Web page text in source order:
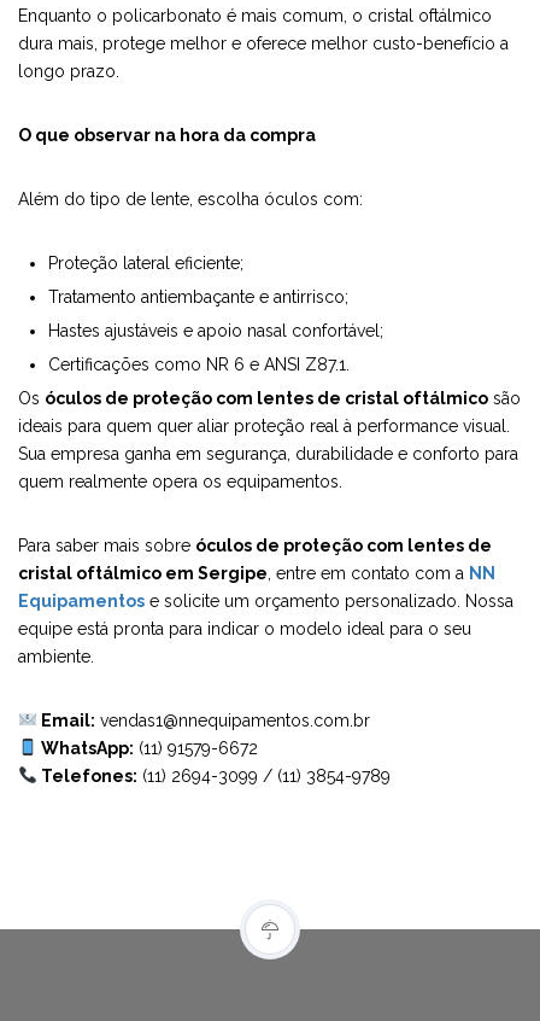
Enquanto o policarbonato é mais comum, o cristal oftálmico
dura mais, protege melhor e oferece melhor custo-benefício a
longo prazo.
O que observar na hora da compra
Além do tipo de lente, escolha óculos com:
Proteção lateral eficiente;
Tratamento antiembaçante e antirrisco;
Hastes ajustáveis e apoio nasal confortável;
Certificações como NR 6 e ANSI Z87.1.
Os óculos de proteção com lentes de cristal oftálmico são
ideais para quem quer aliar proteção real à performance visual.
Sua empresa ganha em segurança, durabilidade e conforto para
quem realmente opera os equipamentos.
Para saber mais sobre óculos de proteção com lentes de
cristal oftálmico em Sergipe , entre em contato com a NN
Equipamentos e solicite um orçamento personalizado. Nossa
equipe está pronta para indicar o modelo ideal para o seu
ambiente.
Email: vendas1@nnequipamentos.com.br
WhatsApp: (11) 91579-6672
Telefones: (11) 2694-3099 / (11) 3854-9789